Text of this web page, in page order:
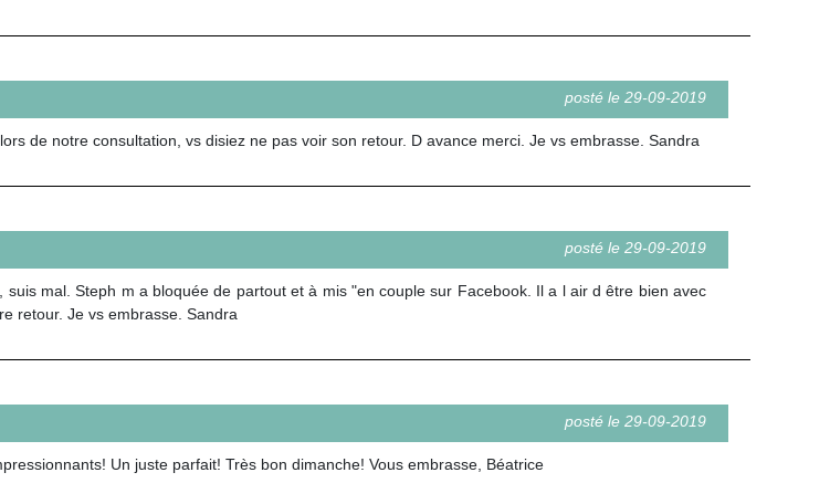
posté le 29-09-2019
de notre consultation, vs disiez ne pas voir son retour. D avance merci. Je vs embrasse. Sandra
posté le 29-09-2019
mal. Steph m a bloquée de partout et à mis "en couple sur Facebook. Il a l air d être bien avec
retour. Je vs embrasse. Sandra
posté le 29-09-2019
Un juste parfait! Très bon dimanche! Vous embrasse, Béatrice